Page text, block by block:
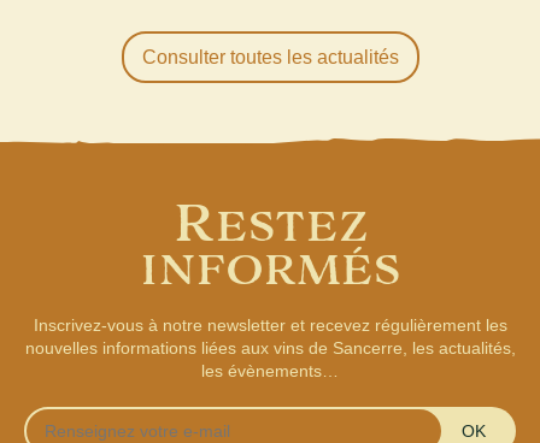
Consulter toutes les actualités
RESTEZ
INFORMÉS
Inscrivez-vous à notre newsletter et recevez régulièrement les
nouvelles informations liées aux vins de Sancerre, les actualités,
les évènements…
OK